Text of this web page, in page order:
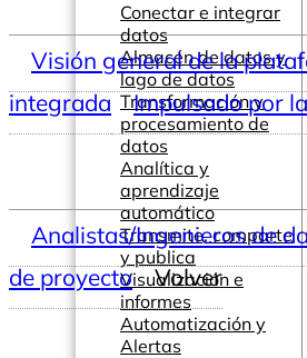
Conectar e integrar
datos
Almacén de datos y
lago de datos
Transformación y
procesamiento de
datos
Analítica y
aprendizaje
automático
Transmite, comparte
y publica
Visualización e
informes
Automatización y
Alertas
Visión general de la
integrada
Impulsado por
Analistas/Ingenieros de
de proyecto
Volver